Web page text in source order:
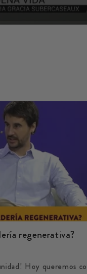
regenerativa?
Hoy queremos